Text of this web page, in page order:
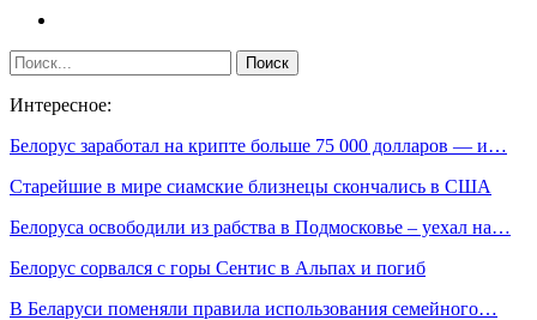
Интересное:
Белорус заработал на крипте больше 75 000 долларов — и…
Старейшие в мире сиамские близнецы скончались в США
Белоруса освободили из рабства в Подмосковье – уехал на…
Белорус сорвался с горы Сентис в Альпах и погиб
В Беларуси поменяли правила использования семейного…